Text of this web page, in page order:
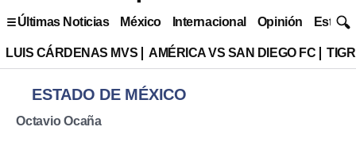
Últimas Noticias México Internacional Opinión Estilo
LUIS CÁRDENAS MVS AMÉRICA VS SAN DIEGO FC
ESTADO DE MÉXICO
Octavio Ocaña